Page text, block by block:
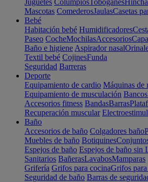
Juguetes ColumpiosToboganes
Mascotas ComederosJaulasCasetas
Bebé
Habitación bebé Humidificadores
Paseo CocheMochilasAccesorios
Baño e higiene Aspirador nasal
Textil bebé CojinesFunda
Seguridad Barreras
Deporte
Equipamiento de cardio Máquinas de
Equipamiento de musculación Bancos
Accesorios fitness BandasBarras
Recuperación muscular
Baño
Accesorios de baño Colgadores baño
Muebles de baño Botiquines
Espejos de baño Espejos de baño sin
Sanitarios BañerasLavabosMamparas
Grifería Grifos para cocinaGrifos
Seguridad de baño Barras de